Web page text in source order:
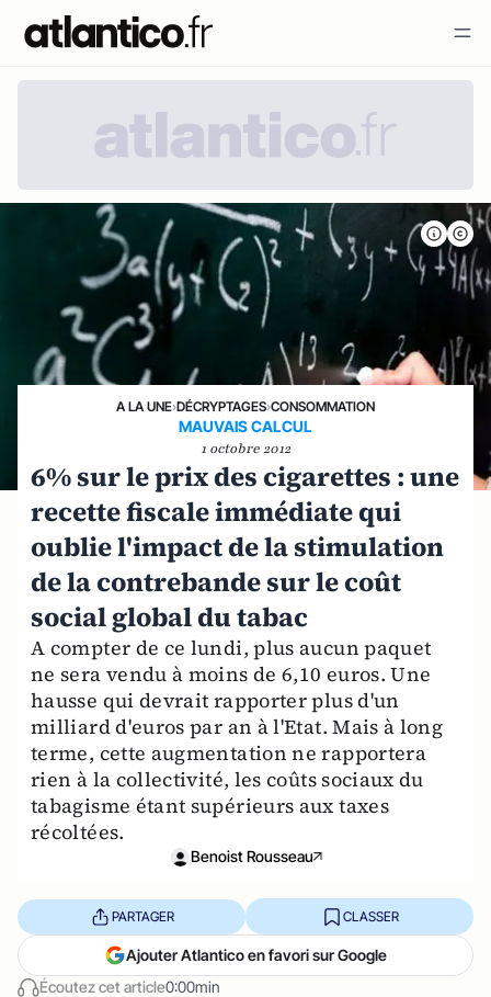
A LA UNE›DÉCRYPTAGES›CONSOMMATION
MAUVAIS CALCUL
1 octobre 2012
6% sur le prix des cigarettes : une
recette fiscale immédiate qui
oublie l'impact de la stimulation
de la contrebande sur le coût
social global du tabac
A compter de ce lundi, plus aucun paquet
ne sera vendu à moins de 6,10 euros. Une
hausse qui devrait rapporter plus d'un
milliard d'euros par an à l'Etat. Mais à long
terme, cette augmentation ne rapportera
rien à la collectivité, les coûts sociaux du
tabagisme étant supérieurs aux taxes
récoltées.
Benoist Rousseau
Écoutez cet article0:00min
PARTAGER CLASSER
Ajouter Atlantico en favori sur Google